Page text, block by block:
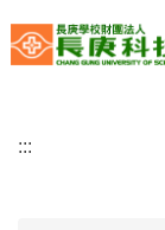
到
:::